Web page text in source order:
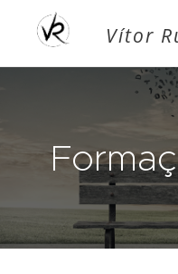
Vítor